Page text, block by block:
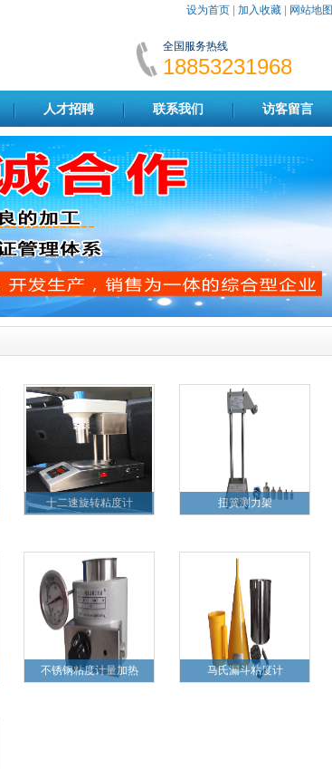
设为首页| 加入收藏| 网站地图
全国服务热线
18853231968
人才招聘 联系我们 访客留言
十二速旋转粘度计 扭簧测力架
不锈钢粘度计量加热 马氏漏斗粘度计